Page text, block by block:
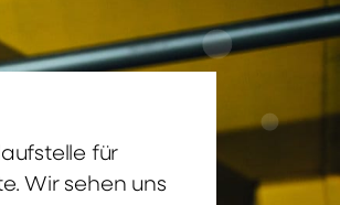
für
Wir sehen uns